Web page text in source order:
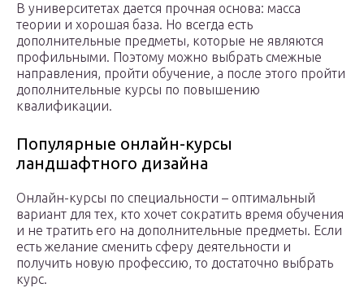
В университетах дается прочная основа: масса
теории и хорошая база. Но всегда есть
дополнительные предметы, которые не являются
профильными. Поэтому можно выбрать смежные
направления, пройти обучение, а после этого пройти
дополнительные курсы по повышению
квалификации.
Популярные онлайн-курсы
ландшафтного дизайна
Онлайн-курсы по специальности – оптимальный
вариант для тех, кто хочет сократить время обучения
и не тратить его на дополнительные предметы. Если
есть желание сменить сферу деятельности и
получить новую профессию, то достаточно выбрать
курс.